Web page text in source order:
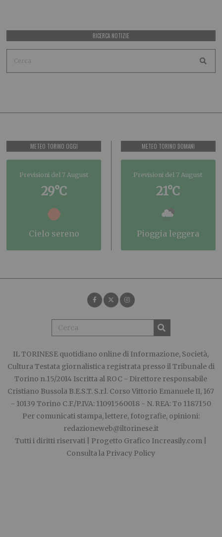
RICERCA NOTIZIE
METEO TORINO OGGI
Previsioni del 7 August
29°C
cielo sereno
METEO TORINO DOMANI
Previsioni del 7 August
21°C
pioggia leggera
IL TORINESE quotidiano online di Informazione, Società,
Cultura Testata giornalistica registrata presso il Tribunale di
Torino n.15/2014 Iscritta al ROC - Direttore responsabile
Cristiano Bussola B.E.S.T. S.r.l. Corso Vittorio Emanuele II, 167
- 10139 Torino C.F./P.IVA: 11091560018 - N. REA: To 1187150
Per comunicati stampa, lettere, fotografie, opinioni:
redazioneweb@iltorinese.it
Tutti i diritti riservati | Progetto Grafico Increasily.com
Consulta la Privacy Policy